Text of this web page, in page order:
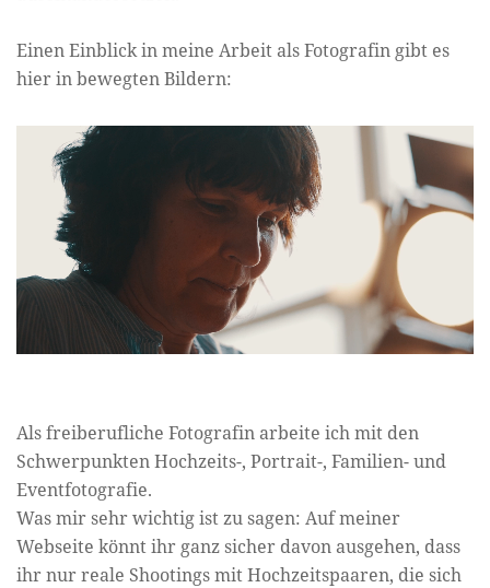
Einen Einblick in meine Arbeit als Fotografin gibt es
hier in bewegten Bildern:
Als freiberufliche Fotografin arbeite ich mit den
Schwerpunkten Hochzeits-, Portrait-, Familien- und
Eventfotografie.
Was mir sehr wichtig ist zu sagen: Auf meiner
Webseite könnt ihr ganz sicher davon ausgehen, dass
ihr nur reale Shootings mit Hochzeitspaaren, die sich